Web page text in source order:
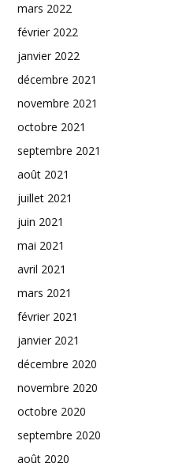
mars 2022
février 2022
janvier 2022
décembre 2021
novembre 2021
octobre 2021
septembre 2021
août 2021
juillet 2021
juin 2021
mai 2021
avril 2021
mars 2021
février 2021
janvier 2021
décembre 2020
novembre 2020
octobre 2020
septembre 2020
août 2020